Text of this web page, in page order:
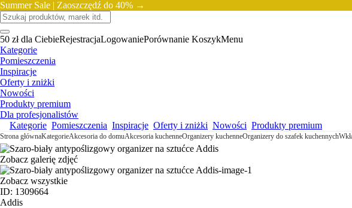
Summer Sale | Zaoszczędź do 40% →
50 zł dla CiebieRejestracjaLogowaniePorównanie KoszykMenu
Kategorie
Pomieszczenia
Inspiracje
Oferty i zniżki
Nowości
Produkty premium
Dla profesjonalistów
Kategorie Pomieszczenia Inspiracje Oferty i zniżki Nowości Produkty premium
Strona głównaKategorieAkcesoria do domuAkcesoria kuchenneOrganizery kuchenneOrganizery do szafek kuchennych
Zobacz galerię zdjęć
Zobacz wszystkie
ID: 1309664
Addis